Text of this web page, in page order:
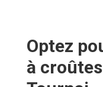
Optez
à